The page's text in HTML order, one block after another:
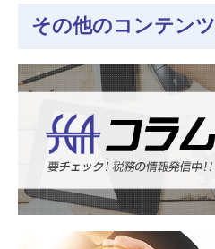
その他のコンテンツ